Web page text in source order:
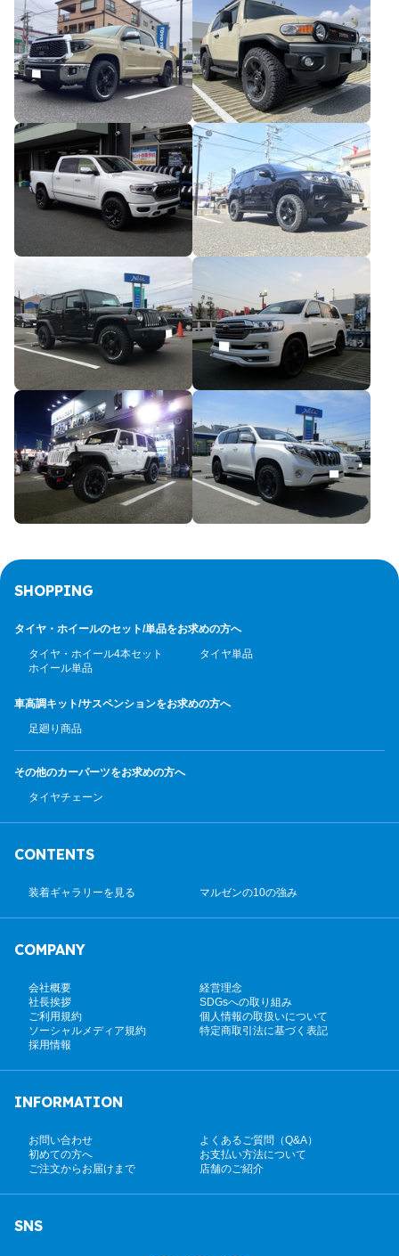
SHOPPING
タイヤ・ホイールのセット/単品をお求めの方へ
タイヤ・ホイール4本セット
タイヤ単品
ホイール単品
車高調キット/サスペンションをお求めの方へ
足廻り商品
その他のカーパーツをお求めの方へ
タイヤチェーン
CONTENTS
装着ギャラリーを見る マルゼンの10の強み
COMPANY
会社概要
経営理念
社長挨拶
SDGsへの取り組み
ご利用規約
個人情報の取扱いについて
ソーシャルメディア規約
特定商取引法に基づく表記
採用情報
INFORMATION
お問い合わせ
よくあるご質問（Q&A）
初めての方へ
お支払い方法について
ご注文からお届けまで
店舗のご紹介
SNS